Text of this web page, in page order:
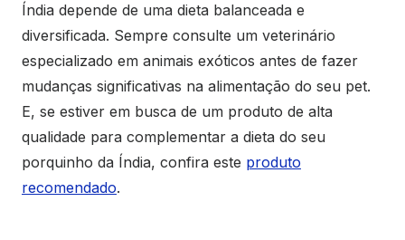
Índia depende de uma dieta balanceada e
diversificada. Sempre consulte um veterinário
especializado em animais exóticos antes de fazer
mudanças significativas na alimentação do seu pet.
E, se estiver em busca de um produto de alta
qualidade para complementar a dieta do seu
porquinho da Índia, confira este produto
recomendado.